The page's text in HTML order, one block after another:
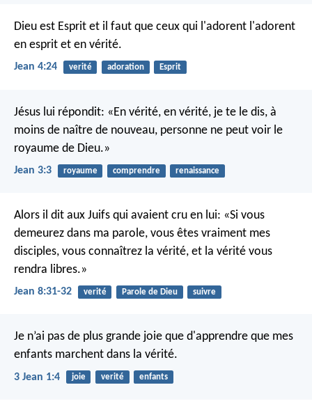
Dieu est Esprit et il faut que ceux qui l'adorent l'adorent
en esprit et en vérité.
Jean 4:24 verité adoration Esprit
Jésus lui répondit: «En vérité, en vérité, je te le dis, à
moins de naître de nouveau, personne ne peut voir le
royaume de Dieu.»
Jean 3:3 royaume comprendre renaissance
Alors il dit aux Juifs qui avaient cru en lui: «Si vous
demeurez dans ma parole, vous êtes vraiment mes
disciples, vous connaîtrez la vérité, et la vérité vous
rendra libres.»
Jean 8:31-32 verité Parole de Dieu suivre
Je n’ai pas de plus grande joie que d'apprendre que mes
enfants marchent dans la vérité.
3 Jean 1:4 joie verité enfants